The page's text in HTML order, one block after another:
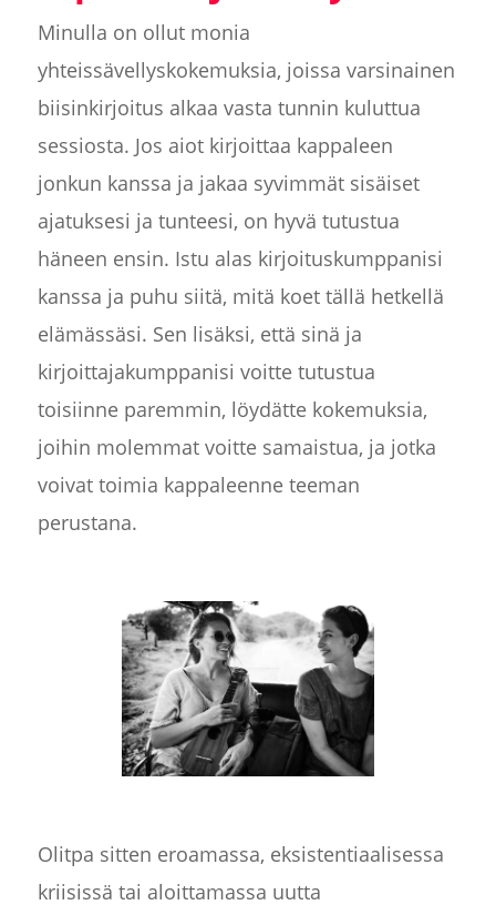
Minulla on ollut monia
yhteissävellyskokemuksia, joissa varsinainen
biisinkirjoitus alkaa vasta tunnin kuluttua
sessiosta. Jos aiot kirjoittaa kappaleen
jonkun kanssa ja jakaa syvimmät sisäiset
ajatuksesi ja tunteesi, on hyvä tutustua
häneen ensin. Istu alas kirjoituskumppanisi
kanssa ja puhu siitä, mitä koet tällä hetkellä
elämässäsi. Sen lisäksi, että sinä ja
kirjoittajakumppanisi voitte tutustua
toisiinne paremmin, löydätte kokemuksia,
joihin molemmat voitte samaistua, ja jotka
voivat toimia kappaleenne teeman
perustana.
Olitpa sitten eroamassa, eksistentiaalisessa
kriisissä tai aloittamassa uutta